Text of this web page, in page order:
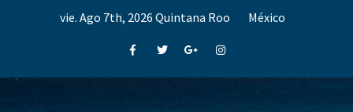
vie. Ago 7th, 2026 Quintana Roo México
FacebookTwitterGoogle+Instagram